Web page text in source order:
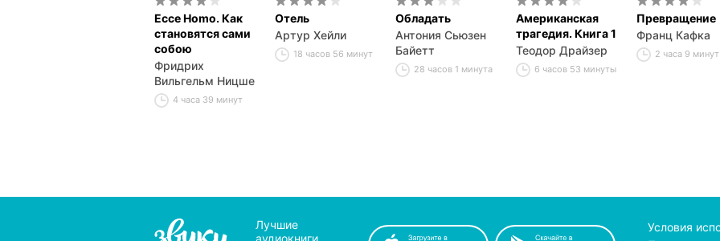
Ecce Homo. Как
становятся сами
собою
Фридрих
Вильгельм Ницше
4 часа 39 минут
Отель
Артур Хейли
18 часов 56 минут
Обладать
Антония Сьюзен
Байетт
28 часов 1 минута
Американская
трагедия. Книга 1
Теодор Драйзер
6 часов 53 минуты
Превращение
Франц Кафка
2 часа 9 минут
Лучшие
аудиокниги
Условия